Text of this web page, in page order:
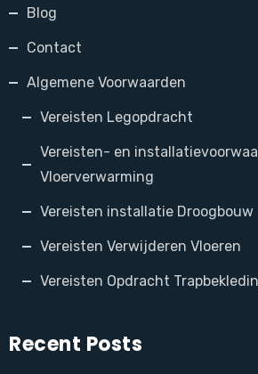
Blog
Contact
Algemene Voorwaarden
Vereisten Legopdracht
Vereisten- en
Vloerverwarming
Vereisten installatie Droogbouw
Vereisten Verwijderen Vloeren
Vereisten Opdracht
Recent Posts